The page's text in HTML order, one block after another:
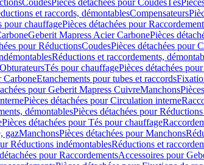
CoudesPièces détachées pour CoudesTés
et raccords, démontablesCompensateurs
pour chauffagePièces détachées pour
Geberit Mapress Acier CarbonePièces
pour RéductionsCoudesPièces détachées pour
Réductions et raccordements,
Tés pour chauffagePièces détachées
CarboneEtanchements pour tubes et raccords
pour Geberit Mapress CuivreManchons
Pièces détachées pour Circulation interne
démontablesPièces détachées pour
Pièces détachées pour Tés pour chauffage
gazManchonsPièces détachées pour Manchons
Réductions indémontablesRéductions et
pour RaccordementsAccessoires pour